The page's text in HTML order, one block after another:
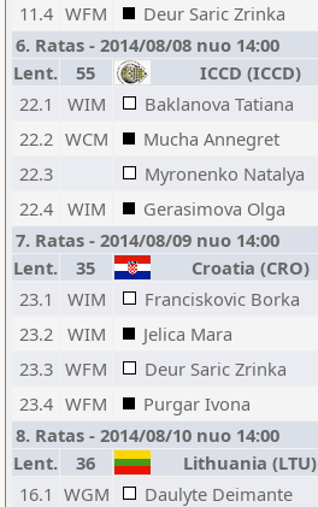
11.4 WFM Deur Saric Zrinka
6. Ratas - 2014/08/08 nuo 14:00
Lent.
55 ICCD (ICCD)
22.1
WIM Baklanova Tatiana
22.2 WCM Mucha Annegret
22.3
Myronenko Natalya
22.4 WIM Gerasimova Olga
7. Ratas - 2014/08/09 nuo 14:00
Lent.
35 Croatia (CRO)
23.1
WIM Franciskovic Borka
23.2 WIM Jelica Mara
23.3 WFM Deur Saric Zrinka
23.4 WFM Purgar Ivona
8. Ratas - 2014/08/10 nuo 14:00
Lent.
36 Lithuania (LTU)
16.1 WGM Daulyte Deimante